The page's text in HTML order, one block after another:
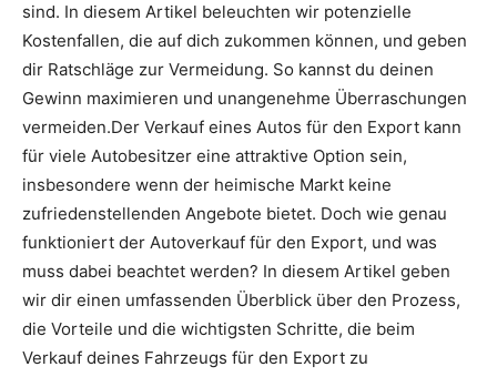
sind. In diesem Artikel beleuchten wir potenzielle
Kostenfallen, die auf dich zukommen können, und geben
dir Ratschläge zur Vermeidung. So kannst du deinen
Gewinn maximieren und unangenehme Überraschungen
vermeiden.Der Verkauf eines Autos für den Export kann
für viele Autobesitzer eine attraktive Option sein,
insbesondere wenn der heimische Markt keine
zufriedenstellenden Angebote bietet. Doch wie genau
funktioniert der Autoverkauf für den Export, und was
muss dabei beachtet werden? In diesem Artikel geben
wir dir einen umfassenden Überblick über den Prozess,
die Vorteile und die wichtigsten Schritte, die beim
Verkauf deines Fahrzeugs für den Export zu